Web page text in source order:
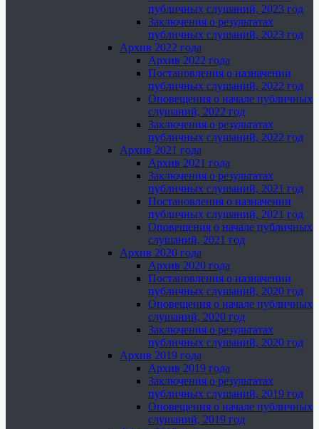
публичных слушаний, 2023 год
Заключения о результатах
публичных слушаний, 2023 год
Архив 2022 года
Архив 2022 года
Постановления о назначении
публичных слушаний, 2022 год
Оповещения о начале публичных
слушаний, 2022 год
Заключения о результатах
публичных слушаний, 2022 год
Архив 2021 года
Архив 2021 года
Заключения о результатах
публичных слушаний, 2021 год
Постановления о назначении
публичных слушаний, 2021 год
Оповещения о начале публичных
слушаний, 2021 год
Архив 2020 года
Архив 2020 года
Постановления о назначении
публичных слушаний, 2020 год
Оповещения о начале публичных
слушаний, 2020 год
Заключения о результатах
публичных слушаний, 2020 год
Архив 2019 года
Архив 2019 года
Заключения о результатах
публичных слушаний, 2019 год
Оповещения о начале публичных
слушаний, 2019 год